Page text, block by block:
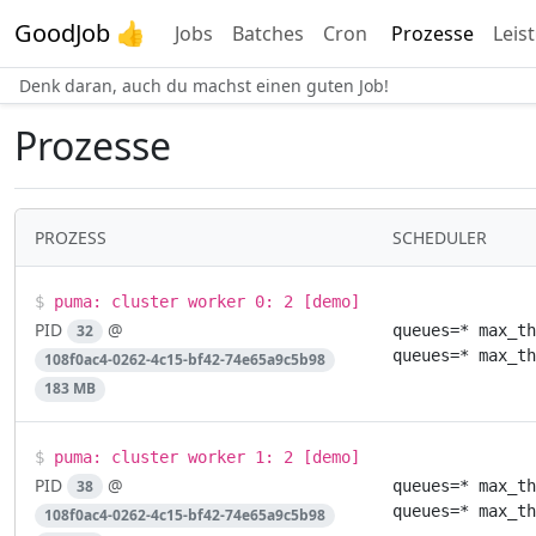
GoodJob 👍 Jobs Batches Cron Prozesse
Denk daran, auch du machst einen guten Job!
Prozesse
PROZESS SCHEDULER
$ puma: cluster worker 0: 2 [demo]
PID 32 @
108f0ac4-0262-4c15-bf42-74e65a9c5b98
183 MB
queues=*
queues=*
$ puma: cluster worker 1: 2 [demo]
PID 38 @
108f0ac4-0262-4c15-bf42-74e65a9c5b98
queues=*
queues=*